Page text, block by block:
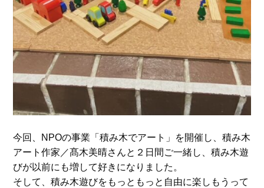
今回、NPOの事業「積み木でアート」を開催し、積み木
アート作家／髙木美晴さんと２日間ご一緒し、積み木遊
びが以前にも増して好きになりました。
そして、積み木遊びをもっともっと自由に楽しもうって